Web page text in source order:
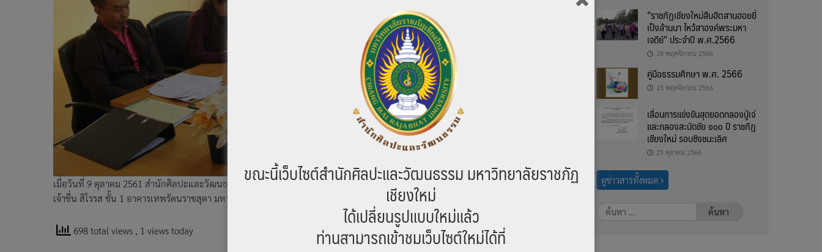
เมื่อวันที่ 9 ตุลาคม 2561 สำนักศิลปะและวัฒนธรรม มหาวิทยาลัยราชภัฏเชียงใหม่ จัดการประชุมหน่วยงาน ครั้งที่ 7/2561 ณ ณ ห้องประชุม
เจ้าชื่น สิโรรส ชั้น 1 อาคารเทพรัตนราชสุดา มหาวิทยาลัยราชภัฏเชียงใหม่
698 total views , 1 views today
“ราชภัฏเชียงใหม่สืบฮีตสานฮอยยี่
เป็งล้านนา ไหว้สาองค์พระมหา
เจดีย์” ประจำปี พ.ศ.2566
28 พฤศจิกายน 2566
คู่มือธรรมศึกษา พ.ศ. 2566
15 พฤศจิกายน 2566
เลื่อนการแข่งขันสุดยอดกลองปู่เจ่
และกลองสะบัดชัย ๑๐๐ ปี ราชภัฏ
เชียงใหม่ รอบชิงชนะเลิศ
25 ตุลาคม 2566
ดูข่าวสารทั้งหมด
ค้นหา
สำหรับ:
ขณะนี้เว็บไซต์สำนักศิลปะและวัฒนธรรม มหาวิทยาลัยราชภัฏ
เชียงใหม่
ได้เปลี่ยนรูปแบบใหม่แล้ว
ท่านสามารถเข้าชมเว็บไซต์ใหม่ได้ที่